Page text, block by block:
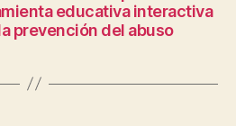
educativa interactiva
prevención del abuso